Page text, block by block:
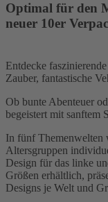
Optimal für den
neuer 10er
Entdecke
Zauber, fantastische
Ob bunte Abenteuer
begeistert mit sanftem
In fünf Themenwelten
Altersgruppen
Design für das linke
Größen erhältlich,
Designs je Welt und